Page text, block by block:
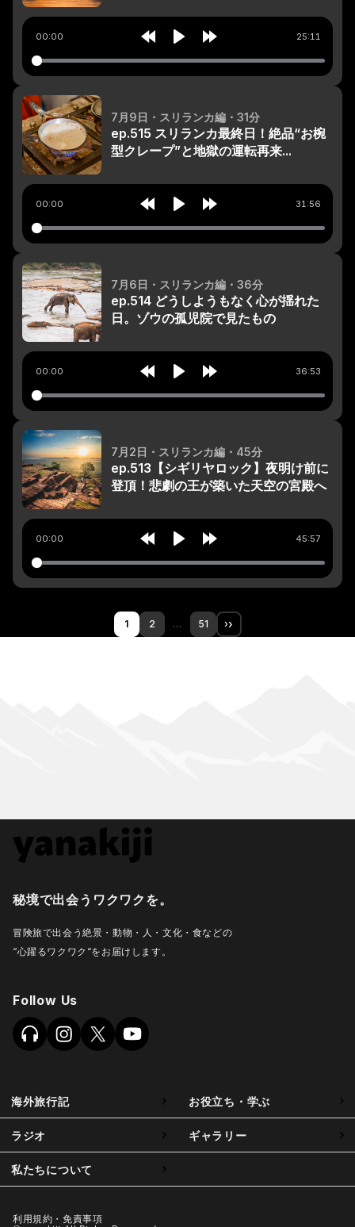
Rewind
10s
Play Forward
10s
00:00 25:11
7月9日 ・スリランカ編 ・31分
ep.515 スリランカ最終日！絶品“お椀
型クレープ”と地獄の運転再来...
Rewind
10s
Play Forward
10s
00:00 31:56
7月6日 ・スリランカ編 ・36分
ep.514 どうしようもなく心が揺れた
日。ゾウの孤児院で見たもの
Rewind
10s
Play Forward
10s
00:00 36:53
7月2日 ・スリランカ編 ・45分
ep.513【シギリヤロック】夜明け前に
登頂！悲劇の王が築いた天空の宮殿へ
Rewind
10s
Play Forward
10s
00:00 45:57
1 2 … 51 ›
秘境で出会うワクワクを。
冒険旅で出会う絶景・動物・人・文化・食などの
“心躍るワクワク“をお届けします。
Follow Us
海外旅行記
お役立ち・学ぶ
ラジオ
ギャラリー
私たちについて
利用規約・免責事項